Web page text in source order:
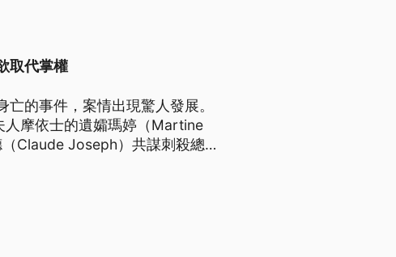
取代掌權
的事件，案情出現驚人發展。
人摩依士的遺孀瑪婷（Martine
Claude Joseph）共謀刺殺總